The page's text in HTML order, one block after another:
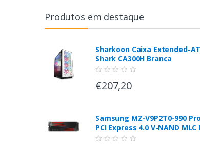
Produtos em destaque
Sharkoon Caixa Extended-
Shark CA300H Branca
€207,20
Samsung MZ-V9P2T0-990
PCI Express 4.0 V-NAND MLC